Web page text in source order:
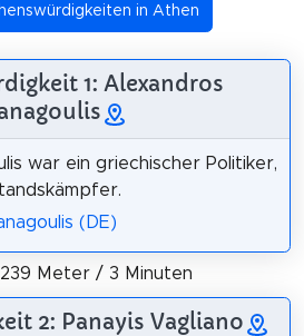
in Athen
1: Alexandros
war ein griechischer Politiker,
(DE)
239 Meter / 3 Minuten
2: Panayis Vagliano